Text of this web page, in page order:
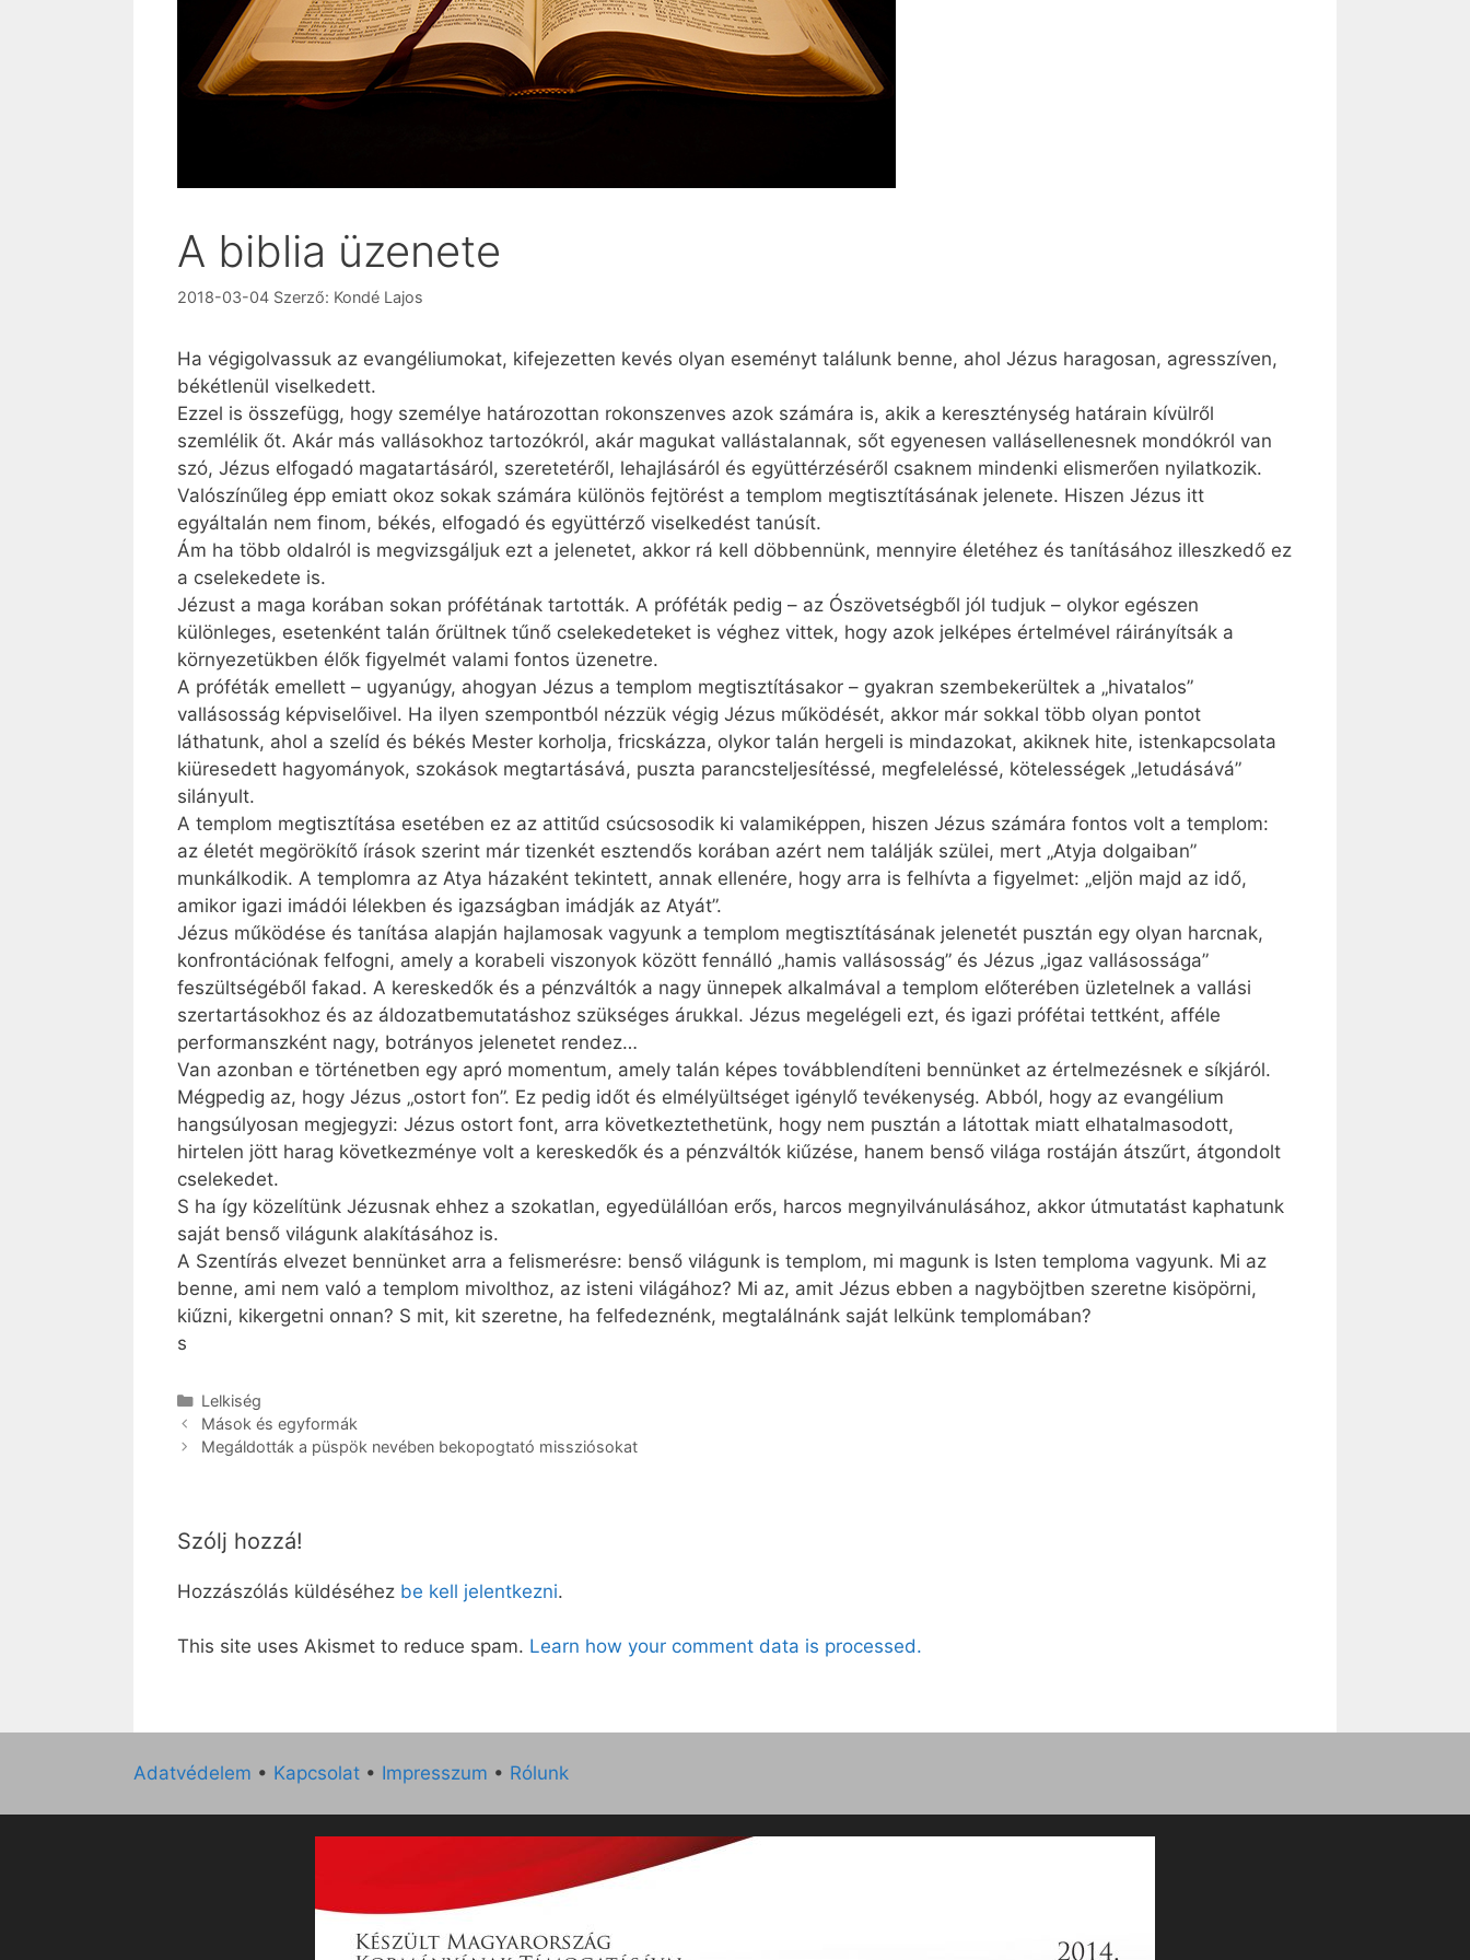
A biblia üzenete
2018-03-04 Szerző: Kondé Lajos
Ha végigolvassuk az evangéliumokat, kifejezetten kevés olyan eseményt találunk benne, ahol Jézus haragosan, agresszíven,
békétlenül viselkedett.
Ezzel is összefügg, hogy személye határozottan rokonszenves azok számára is, akik a kereszténység határain kívülről
szemlélik őt. Akár más vallásokhoz tartozókról, akár magukat vallástalannak, sőt egyenesen vallásellenesnek mondókról van
szó, Jézus elfogadó magatartásáról, szeretetéről, lehajlásáról és együttérzéséről csaknem mindenki elismerően nyilatkozik.
Valószínűleg épp emiatt okoz sokak számára különös fejtörést a templom megtisztításának jelenete. Hiszen Jézus itt
egyáltalán nem finom, békés, elfogadó és együttérző viselkedést tanúsít.
Ám ha több oldalról is megvizsgáljuk ezt a jelenetet, akkor rá kell döbbennünk, mennyire életéhez és tanításához illeszkedő ez
a cselekedete is.
Jézust a maga korában sokan prófétának tartották. A próféták pedig – az Ószövetségből jól tudjuk – olykor egészen
különleges, esetenként talán őrültnek tűnő cselekedeteket is véghez vittek, hogy azok jelképes értelmével ráirányítsák a
környezetükben élők figyelmét valami fontos üzenetre.
A próféták emellett – ugyanúgy, ahogyan Jézus a templom megtisztításakor – gyakran szembekerültek a „hivatalos”
vallásosság képviselőivel. Ha ilyen szempontból nézzük végig Jézus működését, akkor már sokkal több olyan pontot
láthatunk, ahol a szelíd és békés Mester korholja, fricskázza, olykor talán hergeli is mindazokat, akiknek hite, istenkapcsolata
kiüresedett hagyományok, szokások megtartásává, puszta parancsteljesítéssé, megfeleléssé, kötelességek „letudásává”
silányult.
A templom megtisztítása esetében ez az attitűd csúcsosodik ki valamiképpen, hiszen Jézus számára fontos volt a templom:
az életét megörökítő írások szerint már tizenkét esztendős korában azért nem találják szülei, mert „Atyja dolgaiban”
munkálkodik. A templomra az Atya házaként tekintett, annak ellenére, hogy arra is felhívta a figyelmet: „eljön majd az idő,
amikor igazi imádói lélekben és igaz­ságban imádják az Atyát”.
Jézus működése és tanítása alapján hajlamosak vagyunk a templom megtisztításának jelenetét pusztán egy olyan harcnak,
konfrontációnak felfogni, amely a korabeli viszonyok között fennálló „hamis vallásosság” és Jézus „igaz vallásossága”
feszültségéből fakad. A kereskedők és a pénzváltók a nagy ünnepek alkalmával a templom előterében üzletelnek a vallási
szertartásokhoz és az áldozatbemutatáshoz szükséges árukkal. Jézus megelégeli ezt, és igazi prófétai tettként, afféle
performanszként nagy, botrányos jelenetet rendez…
Van azonban e történetben egy apró momentum, amely talán képes továbblendíteni bennünket az értelmezésnek e síkjáról.
Mégpedig az, hogy Jézus „ostort fon”. Ez pedig időt és elmélyültséget igénylő tevékenység. Abból, hogy az evangélium
hangsúlyosan megjegyzi: Jézus ostort font, arra következtethetünk, hogy nem pusztán a látottak miatt elhatalmasodott,
hirtelen jött harag következménye volt a kereskedők és a pénzváltók kiűzése, hanem benső világa rostáján átszűrt, átgondolt
cselekedet.
S ha így közelítünk Jézusnak ehhez a szokatlan, egyedülállóan erős, harcos megnyilvánulásához, akkor útmutatást kaphatunk
saját benső világunk alakításához is.
A Szentírás elvezet bennünket arra a felismerésre: benső világunk is templom, mi magunk is Isten temploma vagyunk. Mi az
benne, ami nem való a templom mivolthoz, az isteni világához? Mi az, amit Jézus ebben a nagyböjtben szeretne kisöpörni,
kiűzni, kikergetni onnan? S mit, kit szeretne, ha felfedeznénk, megtalálnánk saját lelkünk templomában?
s
Kategória
Lelkiség
Mások és egyformák
Megáldották a püspök nevében bekopogtató missziósokat
Szólj hozzá!
Hozzászólás küldéséhez be kell jelentkezni.
This site uses Akismet to reduce spam. Learn how your comment data is processed.
Adatvédelem • Kapcsolat • Impresszum • Rólunk